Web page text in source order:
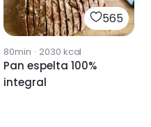
565
80min · 2030 kcal
Pan espelta 100%
integral